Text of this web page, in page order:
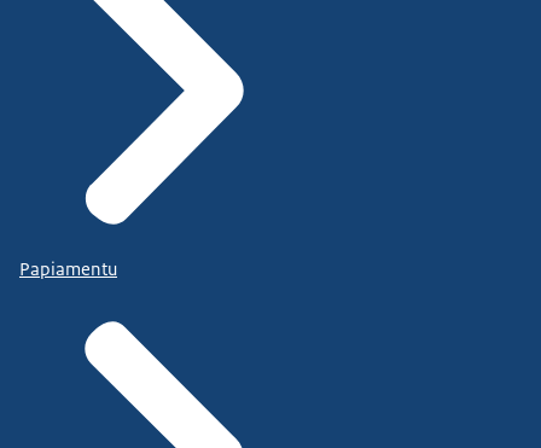
Papiamentu